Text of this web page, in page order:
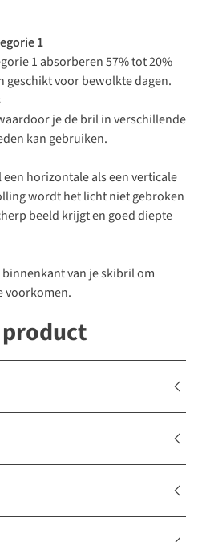
1
1 absorberen 57% tot 20%
geschikt voor bewolkte dagen.
je de bril in verschillende
kan gebruiken.
een horizontale als een verticale
wordt het licht niet gebroken
beeld krijgt en goed diepte
binnenkant van je skibril om
voorkomen.